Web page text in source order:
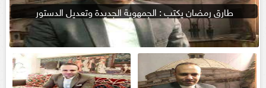
طارق رمضان يكتب : الجمهوية الجديدة وتعديل الدستور